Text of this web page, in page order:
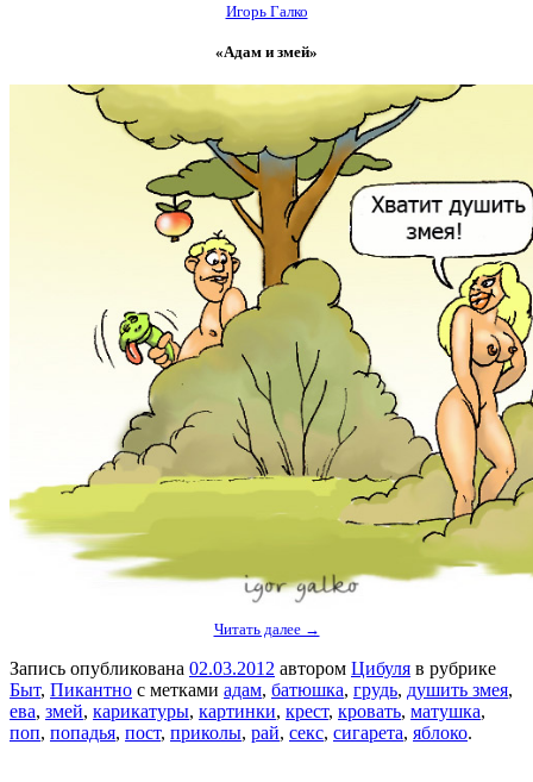
Игорь Галко
«Адам и змей»
Читать далее →
Запись опубликована 02.03.2012 автором Цибуля в рубрике
Быт, Пикантно с метками адам, батюшка, грудь, душить змея,
ева, змей, карикатуры, картинки, крест, кровать, матушка,
поп, попадья, пост, приколы, рай, секс, сигарета, яблоко.